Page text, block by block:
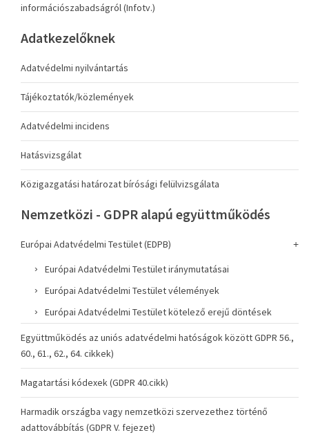
információszabadságról (Infotv.)
Adatkezelőknek
Adatvédelmi nyilvántartás
Tájékoztatók/közlemények
Adatvédelmi incidens
Hatásvizsgálat
Közigazgatási határozat bírósági felülvizsgálata
Nemzetközi - GDPR alapú együttműködés
Európai Adatvédelmi Testület (EDPB)
Európai Adatvédelmi Testület iránymutatásai
Európai Adatvédelmi Testület vélemények
Európai Adatvédelmi Testület kötelező erejű döntések
Együttműködés az uniós adatvédelmi hatóságok között GDPR 56.,
60., 61., 62., 64. cikkek)
Magatartási kódexek (GDPR 40.cikk)
Harmadik országba vagy nemzetközi szervezethez történő
adattovábbítás (GDPR V. fejezet)